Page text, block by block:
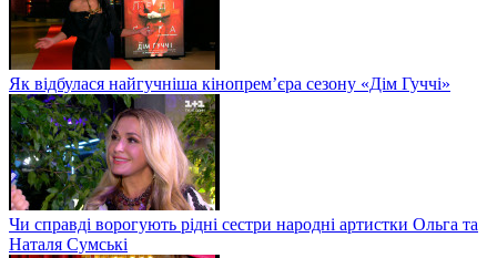
Як відбулася найгучніша кінопрем’єра сезону «Дім Гуччі»
Чи справді ворогують рідні сестри народні артистки Ольга та
Наталя Сумські